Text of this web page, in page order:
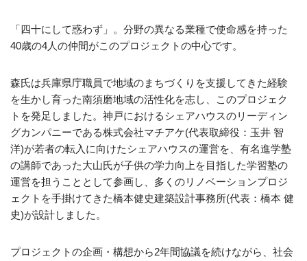
「四十にして惑わず」。分野の異なる業種で使命感を持った
40歳の4人の仲間がこのプロジェクトの中心です。
森氏は兵庫県庁職員で地域のまちづくりを支援してきた経験
を生かし育った南須磨地域の活性化を志し、このプロジェク
トを発足しました。神戸におけるシェアハウスのリーディン
グカンパニーである株式会社マチアケ(代表取締役：玉井 智
洋)が若者の転入に向けたシェアハウスの運営を、有名進学塾
の講師であった大山氏が子供の学力向上を目指した学習塾の
運営を担うこととして参画し、多くのリノベーションプロジ
ェクトを手掛けてきた橋本健史建築設計事務所(代表：橋本 健
史)が設計しました。
プロジェクトの企画・構想から2年間協議を続けながら、社会